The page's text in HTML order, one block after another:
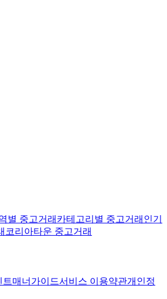
별 중고거래 카테고리별 중고거래 인기
코리아타운 중고거래
트매너가이드서비스 이용약관개인정